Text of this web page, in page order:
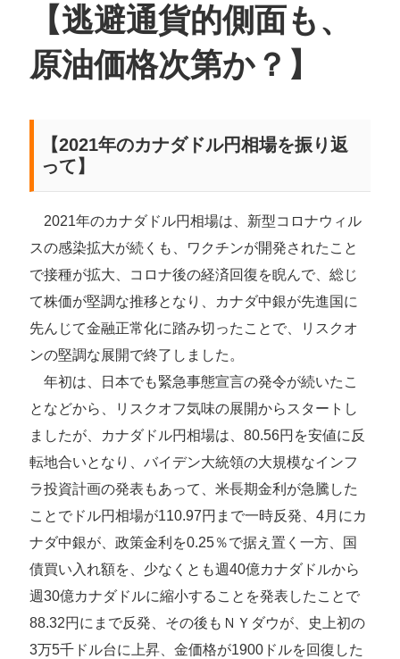
【逃避通貨的側面も、
原油価格次第か？】
【2021年のカナダドル円相場を振り返
って】
2021年のカナダドル円相場は、新型コロナウィル
スの感染拡大が続くも、ワクチンが開発されたこと
で接種が拡大、コロナ後の経済回復を睨んで、総じ
て株価が堅調な推移となり、カナダ中銀が先進国に
先んじて金融正常化に踏み切ったことで、リスクオ
ンの堅調な展開で終了しました。
年初は、日本でも緊急事態宣言の発令が続いたこ
となどから、リスクオフ気味の展開からスタートし
ましたが、カナダドル円相場は、80.56円を安値に反
転地合いとなり、バイデン大統領の大規模なインフ
ラ投資計画の発表もあって、米長期金利が急騰した
ことでドル円相場が110.97円まで一時反発、4月にカ
ナダ中銀が、政策金利を0.25％で据え置く一方、国
債買い入れ額を、少なくとも週40億カナダドルから
週30億カナダドルに縮小することを発表したことで
88.32円にまで反発、その後もＮＹダウが、史上初の
3万5千ドル台に上昇、金価格が1900ドルを回復した